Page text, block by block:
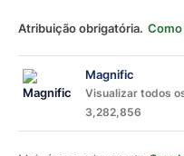
Atribuição obrigatória.
Magnific
Visualizar todos
3,282,856